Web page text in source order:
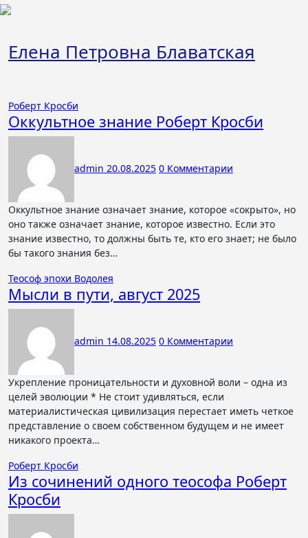
Перейти
Елена Петровна Блаватская
Роберт Кросби
Оккультное знание Роберт Кросби
admin 20.08.2025 0 Комментарии
Оккультное знание означает знание, которое «сокрыто», но
оно также означает знание, которое известно. Если это
знание известно, то должны быть те, кто его знает; не было
бы такого знания без…
Теософ эпохи Водолея
Мысли в пути, август 2025
admin 14.08.2025 0 Комментарии
Укрепление проницательности и духовной воли – одна из
целей эволюции * Не стоит удивляться, если
материалистическая цивилизация перестает иметь четкое
представление о своем собственном будущем и не имеет
никакого проекта…
Роберт Кросби
Из сочинений одного теософа Роберт
Кросби